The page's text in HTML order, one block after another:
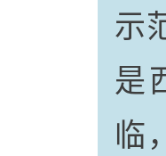
示
是
临